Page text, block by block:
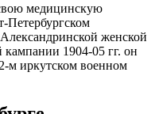
медицинскую
Петербургском
женской
1904-05 гг. он
м иркутском военном